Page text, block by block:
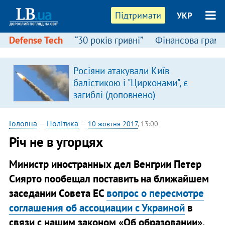
Підтримати УКР
Defense Tech “30 років гривні” Фінансова
Росіяни атакували Київ
балістикою і "Цирконами", є
загиблі (доповнено)
Головна — Політика — 10 жовтня 2017, 13:00
Річ не в угорцях
Министр иностранных дел Венгрии Петер
Сиярто пообещал поставить на ближайшем
заседании Совета ЕСвопрос о пересмотре
соглашения об ассоциации с Украинойв
связи с нашим законом «Об образовании».